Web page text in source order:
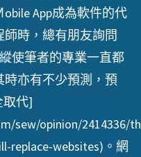
App成為軟件的代
時，總有朋友詢問
使筆者的專業一直都
亦有不少預測，預
取代]
sew/opinion/2414336/
replace-websites)。網